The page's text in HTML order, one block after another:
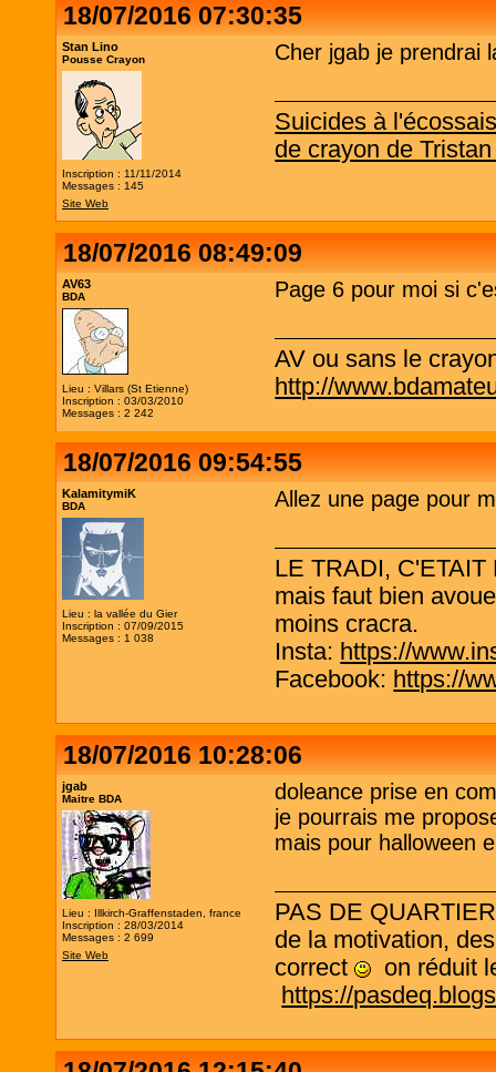
18/07/2016 07:30:35
Stan Lino
Pousse Crayon
Inscription : 11/11/2014
Messages : 145
Site Web
Cher jgab je prendrai
Suicides à
de crayon de
18/07/2016 08:49:09
AV63
BDA
Lieu : Villars (St Etienne)
Inscription : 03/03/2010
Messages : 2 242
Page 6 pour moi si
AV ou sans le
http://
18/07/2016 09:54:55
KalamitymiK
BDA
Lieu : la vallée du Gier
Inscription : 07/09/2015
Messages : 1 038
Allez une page pour
LE TRADI,
mais faut bien
moins cracra.
Insta: https://
Facebook: https://
18/07/2016 10:28:06
jgab
Maitre BDA
Lieu : Illkirch-Graffenstaden, france
Inscription : 28/03/2014
Messages : 2 699
Site Web
doleance prise en
je pourrais me
mais pour halloween
PAS DE
de la motivation,
correct
on réduit
https://